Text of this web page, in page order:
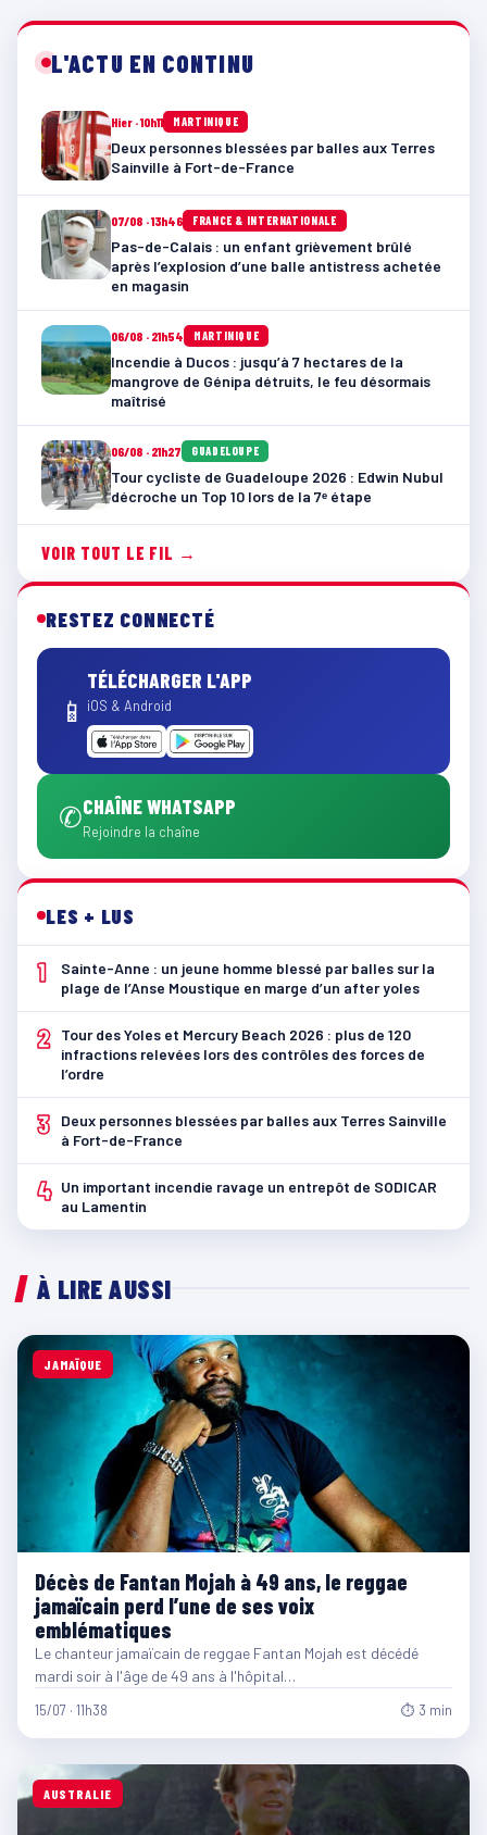
L'ACTU EN CONTINU
Hier · 10h11 MARTINIQUE
Deux personnes blessées par balles aux Terres
Sainville à Fort-de-France
07/08 · 13h46 FRANCE & INTERNATIONALE
Pas-de-Calais : un enfant grièvement brûlé
après l’explosion d’une balle antistress achetée
en magasin
06/08 · 21h54 MARTINIQUE
Incendie à Ducos : jusqu’à 7 hectares de la
mangrove de Génipa détruits, le feu désormais
maîtrisé
06/08 · 21h27 GUADELOUPE
Tour cycliste de Guadeloupe 2026 : Edwin Nubul
décroche un Top 10 lors de la 7ᵉ étape
VOIR TOUT LE FIL →
RESTEZ CONNECTÉ
📱
TÉLÉCHARGER L'APP
iOS & Android
✆CHAÎNE WHATSAPP
Rejoindre la chaîne
LES + LUS
1
Sainte-Anne : un jeune homme blessé par balles sur la
plage de l’Anse Moustique en marge d’un after yoles
2
Tour des Yoles et Mercury Beach 2026 : plus de 120
infractions relevées lors des contrôles des forces de
l’ordre
3
Deux personnes blessées par balles aux Terres Sainville
à Fort-de-France
4 Un important incendie ravage un entrepôt de SODICAR
au Lamentin
À LIRE AUSSI
JAMAÏQUE
Décès de Fantan Mojah à 49 ans, le reggae
jamaïcain perd l’une de ses voix
emblématiques
Le chanteur jamaïcain de reggae Fantan Mojah est décédé
mardi soir à l'âge de 49 ans à l'hôpital…
15/07 · 11h38 ⏱ 3 min
AUSTRALIE